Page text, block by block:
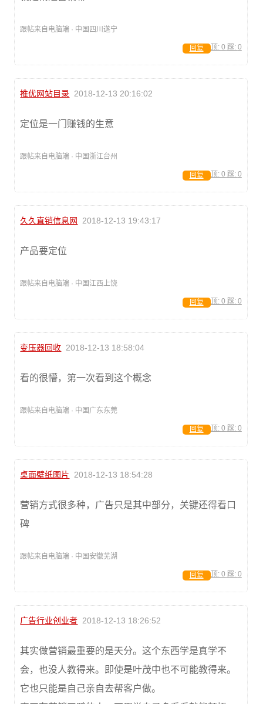
跟帖来自电脑端 · 中国四川遂宁
顶: 0 踩: 0
回复
推优网站目录 2018-12-13 20:16:02
定位是一门赚钱的生意
跟帖来自电脑端 · 中国浙江台州
顶: 0 踩: 0
回复
久久直销信息网 2018-12-13 19:43:17
产品要定位
跟帖来自电脑端 · 中国江西上饶
顶: 0 踩: 0
回复
变压器回收 2018-12-13 18:58:04
看的很懵，第一次看到这个概念
跟帖来自电脑端 · 中国广东东莞
顶: 0 踩: 0
回复
桌面壁纸图片 2018-12-13 18:54:28
营销方式很多种，广告只是其中部分，关键还得看口
碑
跟帖来自电脑端 · 中国安徽芜湖
顶: 0 踩: 0
回复
广告行业创业者 2018-12-13 18:26:52
其实做营销最重要的是天分。这个东西学是真学不
会，也没人教得来。即使是叶茂中也不可能教得来。
它也只能是自己亲自去帮客户做。